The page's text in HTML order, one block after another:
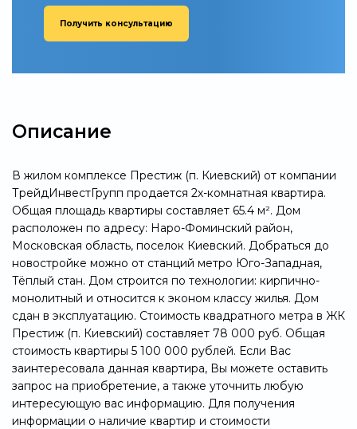
Получить консультацию
Описание
В жилом комплексе Престиж (п. Киевский) от компании
ТрейдИнвестГрупп продается 2х-комнатная квартира.
Общая площадь квартиры составляет 65.4 м². Дом
расположен по адресу: Наро-Фоминский район,
Московская область, поселок Киевский. Добраться до
новостройке можно от станций метро Юго-Западная,
Тёплый стан. Дом строится по технологии: кирпично-
монолитный и относится к эконом классу жилья. Дом
сдан в эксплуатацию. Стоимость квадратного метра в ЖК
Престиж (п. Киевский) составляет 78 000 руб. Общая
стоимость квартиры 5 100 000 рублей. Если Вас
заинтересовала данная квартира, Вы можете оставить
запрос на приобретение, а также уточнить любую
интересующую вас информацию. Для получения
информации о наличие квартир и стоимости